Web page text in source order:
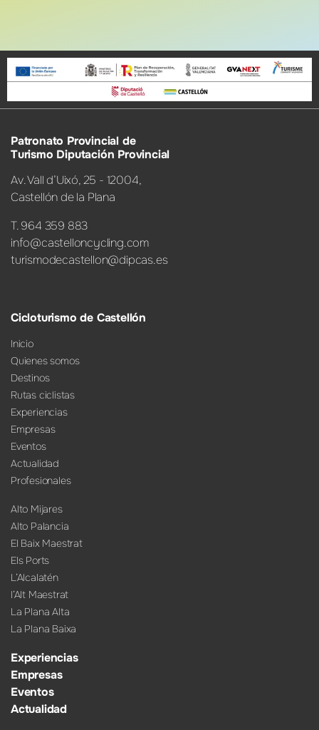
Patronato Provincial de
Turismo Diputación Provincial
Av. Vall d’Uixó, 25 - 12004,
Castellón de la Plana
T. 964 359 883
info@castelloncycling.com
turismodecastellon@dipcas.es
Cicloturismo de Castellón
Inicio
Quienes somos
Destinos
Rutas ciclistas
Experiencias
Empresas
Eventos
Actualidad
Profesionales
Alto Mijares
Alto Palancia
El Baix Maestrat
Els Ports
L’Alcalatén
l’Alt Maestrat
La Plana Alta
La Plana Baixa
Experiencias
Empresas
Eventos
Actualidad